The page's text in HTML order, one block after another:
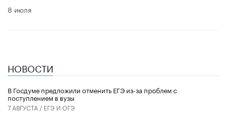
8 июля
НОВОСТИ
В Госдуме предложили отменить ЕГЭ из-за проблем с
поступлением в вузы
7 АВГУСТА / ЕГЭ И ОГЭ